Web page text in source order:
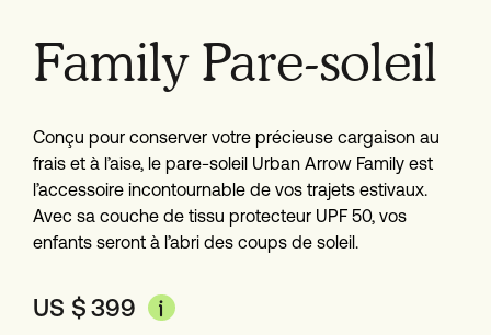
Family Pare-soleil
Conçu pour conserver votre précieuse cargaison au
frais et à l’aise, le pare-soleil Urban Arrow Family est
l’accessoire incontournable de vos trajets estivaux.
Avec sa couche de tissu protecteur UPF 50, vos
enfants seront à l’abri des coups de soleil.
US $399